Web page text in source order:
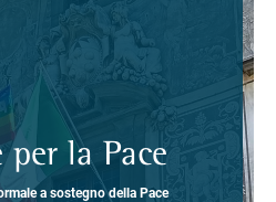
per la Pace
a sostegno della Pace